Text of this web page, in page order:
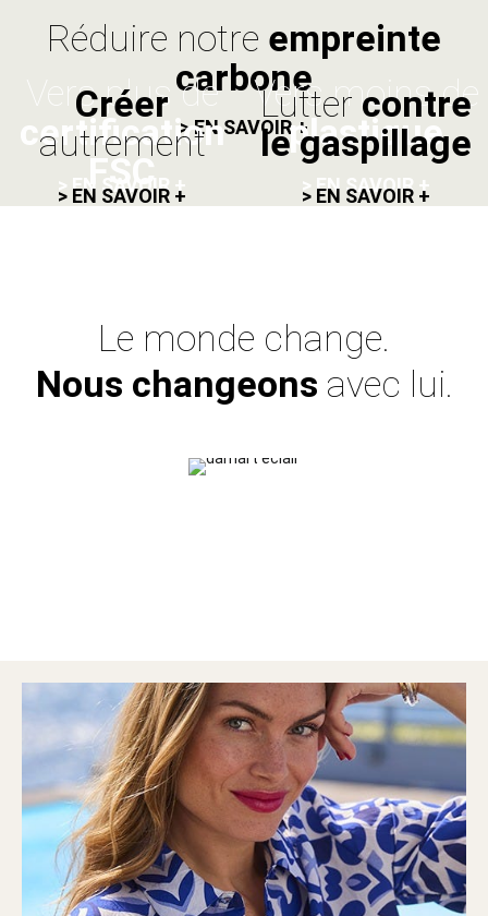
Réduire notre empreinte
carbone
> EN SAVOIR +
Vers plus de
certification
FSC
> EN SAVOIR +
Vers moins de
plastique
> EN SAVOIR +
Créer
autrement
> EN SAVOIR +
Lutter contre
le gaspillage
> EN SAVOIR +
Le monde change.
Nous changeons avec lui.